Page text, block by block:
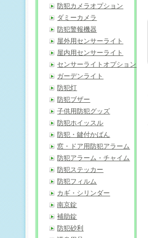
防犯カメラオプション
ダミーカメラ
防犯警報機器
屋外用センサーライト
屋内用センサーライト
センサーライトオプション
ガーデンライト
防犯灯
防犯ブザー
子供用防犯グッズ
防犯ホイッスル
防犯・鍵付かばん
窓・ドア用防犯アラーム
防犯アラーム・チャイム
防犯ステッカー
防犯フィルム
カギ・シリンダー
南京錠
補助錠
防犯砂利